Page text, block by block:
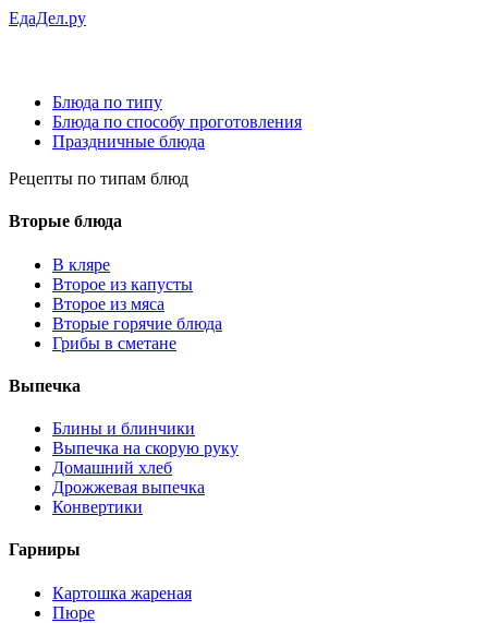
ЕдаДел.ру
Блюда по типу
Блюда по способу проготовления
Праздничные блюда
Рецепты по типам блюд
Вторые блюда
В кляре
Второе из капусты
Второе из мяса
Вторые горячие блюда
Грибы в сметане
Выпечка
Блины и блинчики
Выпечка на скорую руку
Домашний хлеб
Дрожжевая выпечка
Конвертики
Гарниры
Картошка жареная
Пюре